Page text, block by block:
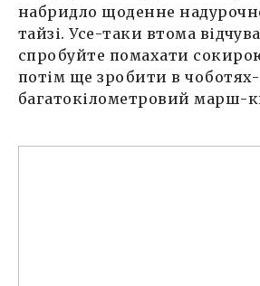
набридло щоденне
тайзі. Усе-таки втома
спробуйте помахати
потім ще зробити в
багатокілометровий марш-